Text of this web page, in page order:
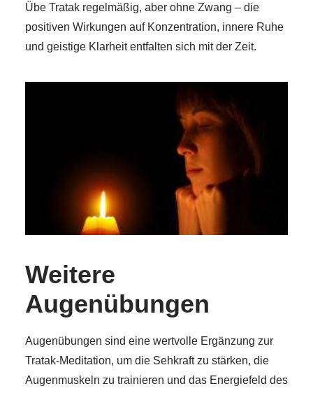
Übe Tratak regelmäßig, aber ohne Zwang – die
positiven Wirkungen auf Konzentration, innere Ruhe
und geistige Klarheit entfalten sich mit der Zeit.
Weitere
Augenübungen
Augenübungen sind eine wertvolle Ergänzung zur
Tratak-Meditation, um die Sehkraft zu stärken, die
Augenmuskeln zu trainieren und das Energiefeld des